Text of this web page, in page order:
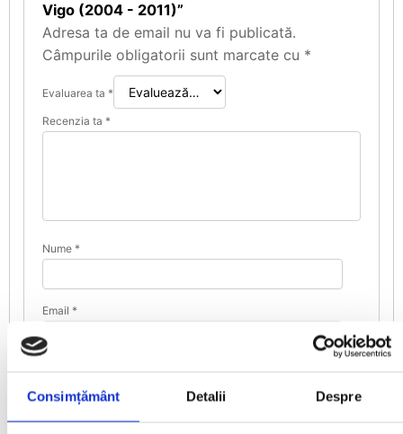
Consimțământ Detalii Despre
Vigo (2004 - 2011)”
Adresa ta de email nu va fi publicată.
Câmpurile obligatorii sunt marcate cu *
Evaluarea ta *
Recenzia ta *
Nume *
Email *
navigator pentru data viitoare când o să comentez.